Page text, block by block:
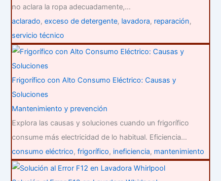
no aclara la ropa adecuadamente,…
aclarado,exceso de detergente, lavadora, reparación,
servicio técnico
Frigorífico con Alto Consumo Eléctrico: Causas y
Soluciones
Mantenimiento y prevención
Explora las causas y soluciones cuando un frigorífico
consume más electricidad de lo habitual. Eficiencia…
consumo eléctrico,frigorífico, ineficiencia, mantenimiento